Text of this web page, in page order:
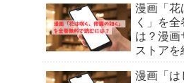
漫画「花
く」を
は？漫画
ストアを
漫画「は